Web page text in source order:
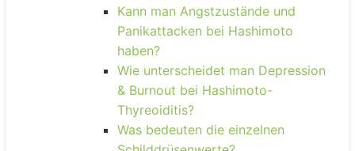
Kann man Angstzustände und
Panikattacken bei Hashimoto
haben?
Wie unterscheidet man Depression
& Burnout bei Hashimoto-
Thyreoiditis?
Was bedeuten die einzelnen